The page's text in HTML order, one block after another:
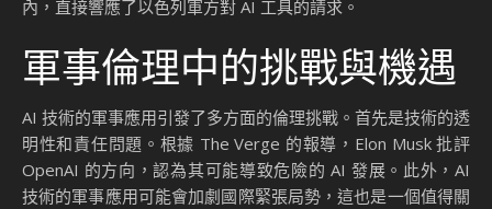
內，直接響應了以色列軍方對 AI 工具的請求。
軍事倫理中的挑戰與機遇
AI 技術的軍事應用引發了多方面的倫理挑戰。首先是技術的透
明性和責任問題。根據 The Verge 的報導，Elon Musk 批評
OpenAI 的方向，認為其可能導致危險的 AI 發展。此外，AI
技術的軍事應用可能會加劇國際緊張局勢，這也是一個值得關